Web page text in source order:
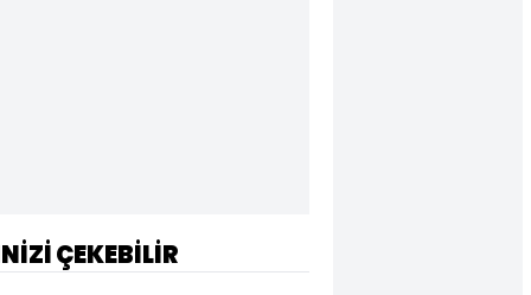
ÇEKEBİLİR